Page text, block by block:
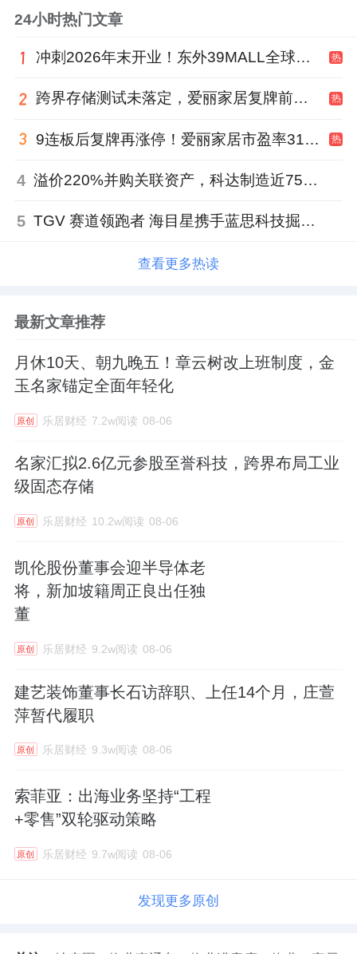
24小时热门文章
冲刺2026年末开业！东外39MALL全球招商启幕，重构东直门商圈格局 热
跨界存储测试未落定，爱丽家居复牌前自揭多重风险 热
9连板后复牌再涨停！爱丽家居市盈率318倍，跨界收购案尚未落地 热
4 溢价220%并购关联资产，科达制造近75亿元重组被否
5 TGV 赛道领跑者 海目星携手蓝思科技掘金先进封装
查看更多热读
最新文章推荐
月休10天、朝九晚五！章云树改上班制度，金
玉名家锚定全面年轻化
原创 乐居财经 7.2w阅读 08-06
名家汇拟2.6亿元参股至誉科技，跨界布局工业
级固态存储
原创 乐居财经 10.2w阅读 08-06
凯伦股份董事会迎半导体老
将，新加坡籍周正良出任独
董
原创 乐居财经 9.2w阅读 08-06
建艺装饰董事长石访辞职、上任14个月，庄萱
萍暂代履职
原创 乐居财经 9.3w阅读 08-06
索菲亚：出海业务坚持“工程
+零售”双轮驱动策略
原创 乐居财经 9.7w阅读 08-06
发现更多原创